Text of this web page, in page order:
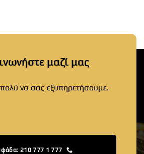
μαζί μας
να σας εξυπηρετήσουμε.
210 777 1 777